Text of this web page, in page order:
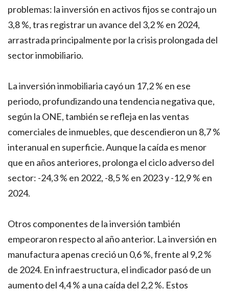
problemas: la inversión en activos fijos se contrajo un
3,8 %, tras registrar un avance del 3,2 % en 2024,
arrastrada principalmente por la crisis prolongada del
sector inmobiliario.
La inversión inmobiliaria cayó un 17,2 % en ese
periodo, profundizando una tendencia negativa que,
según la ONE, también se refleja en las ventas
comerciales de inmuebles, que descendieron un 8,7 %
interanual en superficie. Aunque la caída es menor
que en años anteriores, prolonga el ciclo adverso del
sector: -24,3 % en 2022, -8,5 % en 2023 y -12,9 % en
2024.
Otros componentes de la inversión también
empeoraron respecto al año anterior. La inversión en
manufactura apenas creció un 0,6 %, frente al 9,2 %
de 2024. En infraestructura, el indicador pasó de un
aumento del 4,4 % a una caída del 2,2 %. Estos